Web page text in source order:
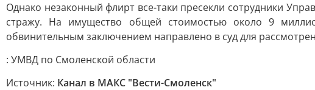
Однако незаконный флирт все-таки пресекли сотрудники
стражу. На имущество общей стоимостью около 9
обвинительным заключением направлено в суд для
: УМВД по Смоленской области
Источник: Канал в МАКС "Вести-Смоленск"